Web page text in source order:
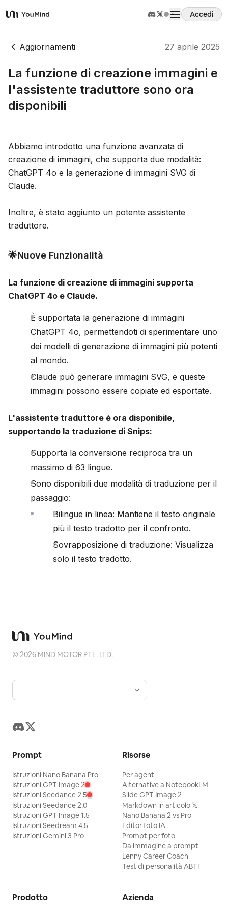
YouMind
Accedi
Panoramica
Casi d'uso
Abilità
Prompt
Prezzi
Scarica
Aggiornamenti 27 aprile 2025
La funzione di creazione immagini e
l'assistente traduttore sono ora
disponibili
Abbiamo introdotto una funzione avanzata di
creazione di immagini, che supporta due modalità:
ChatGPT 4o e la generazione di immagini SVG di
Claude.
Inoltre, è stato aggiunto un potente assistente
traduttore.
🌟Nuove Funzionalità
La funzione di creazione di immagini supporta
ChatGPT 4o e Claude.
È supportata la generazione di immagini
ChatGPT 4o, permettendoti di sperimentare uno
dei modelli di generazione di immagini più potenti
al mondo.
Claude può generare immagini SVG, e queste
immagini possono essere copiate ed esportate.
L'assistente traduttore è ora disponibile,
supportando la traduzione di Snips:
Supporta la conversione reciproca tra un
massimo di 63 lingue.
Sono disponibili due modalità di traduzione per il
passaggio:
Bilingue in linea: Mantiene il testo originale
più il testo tradotto per il confronto.
Sovrapposizione di traduzione: Visualizza
solo il testo tradotto.
©2026 MIND MOTOR PTE. LTD.
Prompt
Istruzioni Nano Banana Pro
Istruzioni GPT Image 2
Istruzioni Seedance 2.5
Istruzioni Seedance 2.0
Istruzioni GPT Image 1.5
Istruzioni Seedream 4.5
Istruzioni Gemini 3 Pro
Risorse
Per agent
Alternative a NotebookLM
Slide GPT Image 2
Markdown in articolo 𝕏
Nano Banana 2 vs Pro
Editor foto IA
Prompt per foto
Da immagine a prompt
Lenny Career Coach
Test di personalità ABTI
Prodotto Azienda